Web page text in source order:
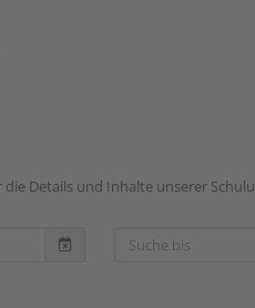
Details und Inhalte unserer